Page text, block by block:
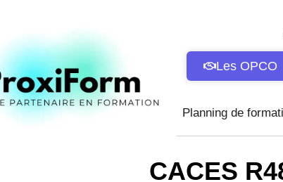
contenu
Les OPCO
Planning de
CACES